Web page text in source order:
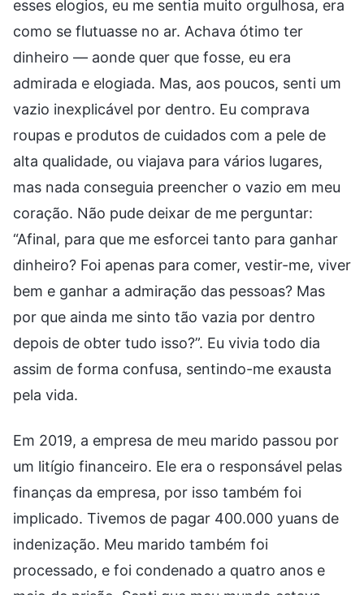
esses elogios, eu me sentia muito orgulhosa, era
como se flutuasse no ar. Achava ótimo ter
dinheiro — aonde quer que fosse, eu era
admirada e elogiada. Mas, aos poucos, senti um
vazio inexplicável por dentro. Eu comprava
roupas e produtos de cuidados com a pele de
alta qualidade, ou viajava para vários lugares,
mas nada conseguia preencher o vazio em meu
coração. Não pude deixar de me perguntar:
“Afinal, para que me esforcei tanto para ganhar
dinheiro? Foi apenas para comer, vestir-me, viver
bem e ganhar a admiração das pessoas? Mas
por que ainda me sinto tão vazia por dentro
depois de obter tudo isso?”. Eu vivia todo dia
assim de forma confusa, sentindo-me exausta
pela vida.
Em 2019, a empresa de meu marido passou por
um litígio financeiro. Ele era o responsável pelas
finanças da empresa, por isso também foi
implicado. Tivemos de pagar 400.000 yuans de
indenização. Meu marido também foi
processado, e foi condenado a quatro anos e